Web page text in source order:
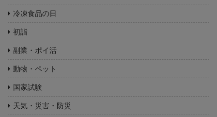
冷凍食品の日
初詣
副業・ポイ活
動物・ペット
国家試験
天気・災害・防災